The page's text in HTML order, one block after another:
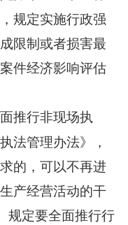
规定实施行政强
限制或者损害最
件经济影响评估
推行非现场执
法管理办法》，
的，可以不再进
产经营活动的干
规定要全面推行行